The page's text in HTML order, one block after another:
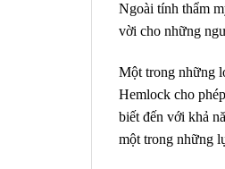
Ngoài tính thẩm
vời cho những
Một trong những
Hemlock cho
biết đến với khả
một trong những